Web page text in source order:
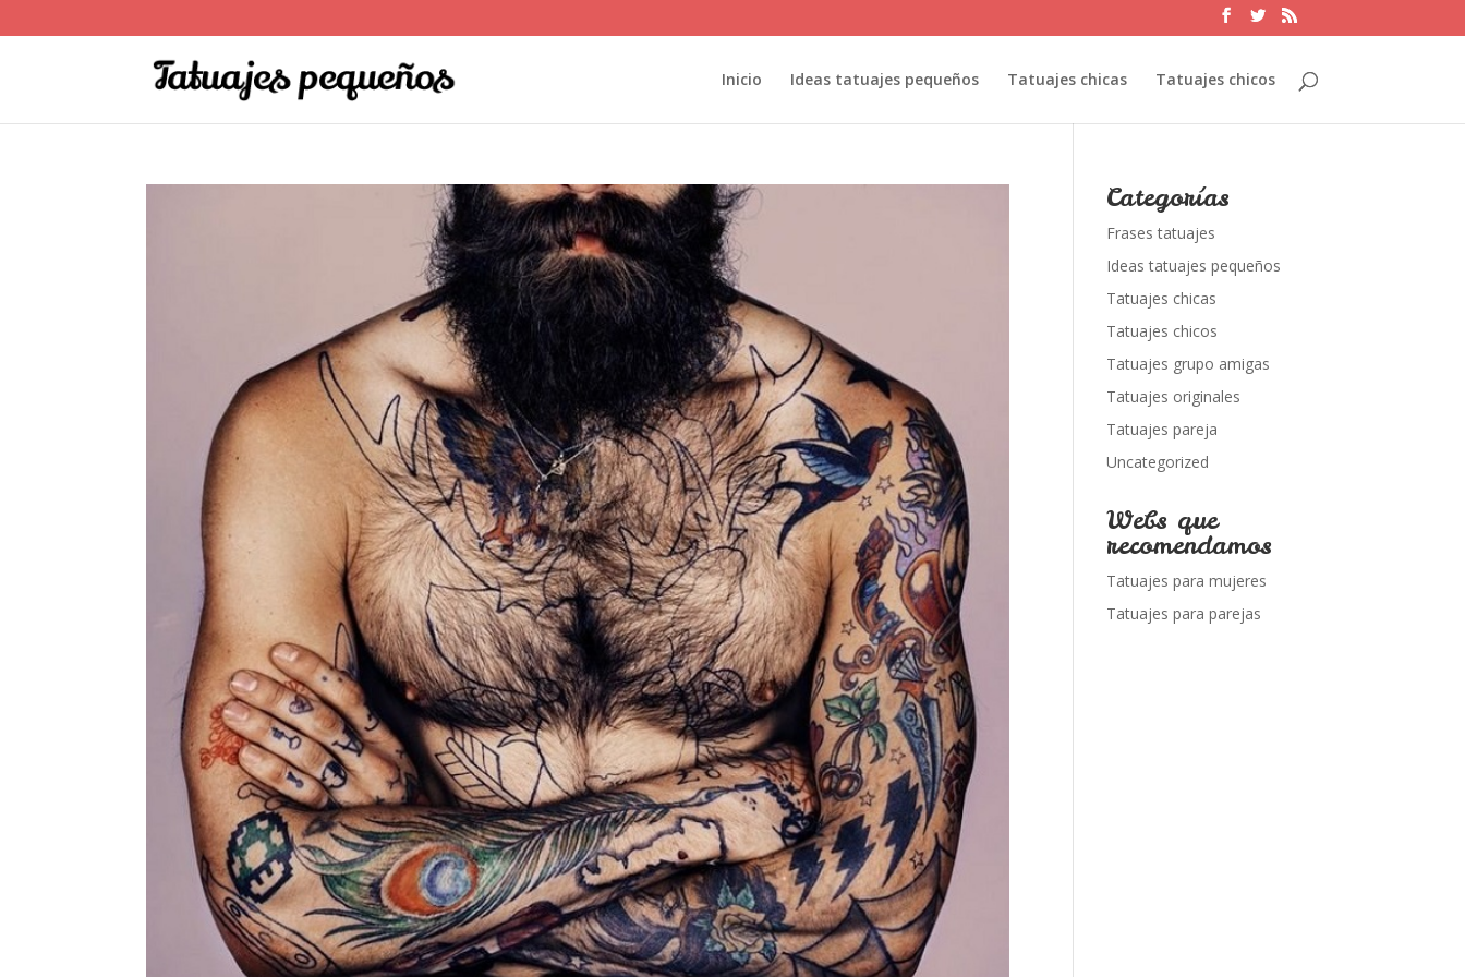
Inicio Ideas tatuajes pequeños Tatuajes chicas Tatuajes chicos
Categorías
Frases tatuajes
Ideas tatuajes pequeños
Tatuajes chicas
Tatuajes chicos
Tatuajes grupo amigas
Tatuajes originales
Tatuajes pareja
Uncategorized
Webs que
recomendamos
Tatuajes para mujeres
Tatuajes para parejas